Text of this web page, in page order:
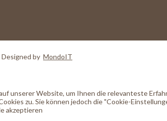
by MondoIT
unserer Website, um Ihnen die relevanteste
zu. Sie können jedoch die "Cookie-
akzeptieren